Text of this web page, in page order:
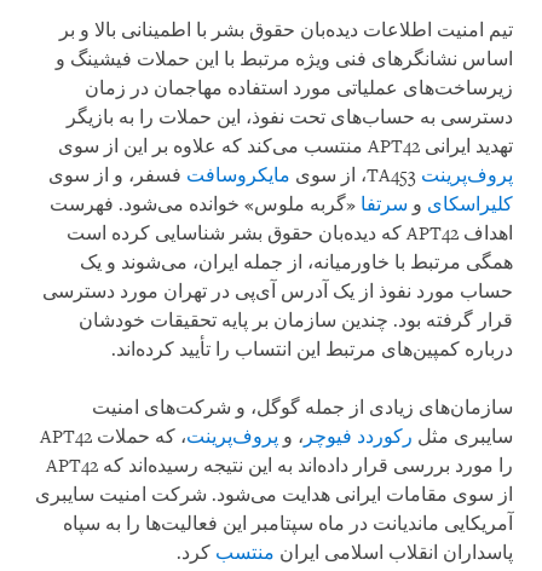
تیم امنیت اطلاعات دیده‌بان حقوق بشر با اطمینانی بالا و بر
اساس نشانگرهای فنی ویژه مرتبط با این حملات فیشینگ و
زیرساخت‌های عملیاتی مورد استفاده مهاجمان در زمان
دسترسی به حساب‌های تحت نفوذ، این حملات را به بازیگر
تهدید ایرانی APT42 منتسب می‌کند که علاوه بر این از سوی
پروف‌پرینت
مایکروسافت فسفر، و از سوی
کلیراسکای و سرتفا «گربه ملوس» خوانده می‌شود. فهرست
اهداف APT42 که دیده‌بان حقوق بشر شناسایی کرده است
همگی مرتبط با خاورمیانه، از جمله ایران، می‌شوند و یک
حساب مورد نفوذ از یک آدرس آی‌پی در تهران مورد دسترسی
قرار گرفته بود. چندین سازمان بر پایه تحقیقات خودشان
درباره کمپین‌های مرتبط این انتساب را تأیید کرده‌اند.
سازمان‌های زیادی از جمله گوگل، و شرکت‌های امنیت
سایبری مثل رکوردد فیوچر ، و پروف‌پرینت
، که حملات APT42
را مورد بررسی قرار داده‌اند به این نتیجه رسیده‌اند که APT42
از سوی مقامات ایرانی هدایت می‌شود. شرکت امنیت سایبری
آمریکایی ماندیانت در ماه سپتامبر این فعالیت‌ها را به سپاه
پاسداران انقلاب اسلامی ایران منتسب کرد.